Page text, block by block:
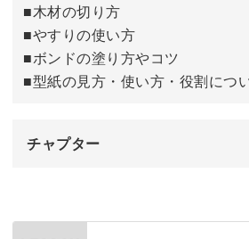
「いつかは憧れのミニチュア家具職
なるような講座です。
■木材の切り方
■やすりの使い方
■ボンドの塗り方やコツ
■型紙の見方・使い方・役割につ
チャプター
はじめに